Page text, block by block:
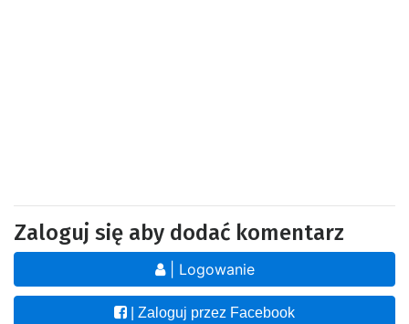
Zaloguj się aby dodać komentarz
| Logowanie
| Zaloguj przez Facebook